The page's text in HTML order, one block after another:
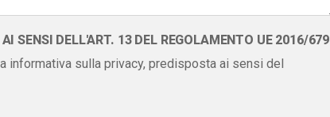
SENSI DELL'ART. 13 DEL REGOLAMENTO UE 2016/679
informativa sulla privacy, predisposta ai sensi del